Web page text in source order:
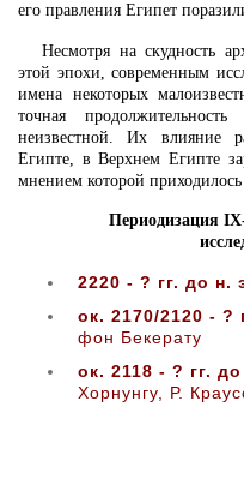
его правления Египет
Несмотря на скудность
этой эпохи, современным
имена некоторых
точная
неизвестной. Их влияние
Египте, в Верхнем Египте
мнением которой приходилось
Периодизация
2220 - ? гг. до н.
ок. 2170/2120 - ?
фон Бекерату
ок. 2118 - ? гг.
Хорнунгу, Р.